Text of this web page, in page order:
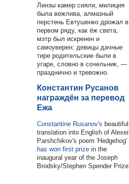
Линзы камер сияли, милиция
была вежлива, алмазный
перстень Евтушенко дрожал в
первом ряду, как ёж света,
мэтр был искренен и
самоуверен; девицы дачные
тире родительские были в
угаре, словно в сочельник, —
празднично и тревожно.
Константин Русанов
награждён за перевод
Ежа
Constantine Rusanov's beautiful
translation into English of Alexei
Parshchikov's poem 'Hedgehog'
has won first prize in the
inaugural year of the Joseph
Brodsky/Stephen Spender Prize.